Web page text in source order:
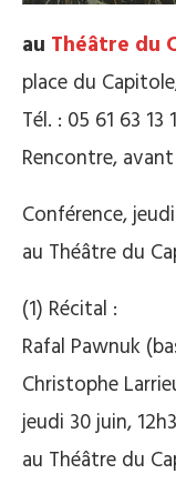
au Théâtre du
place du
Tél. : 05 61 63 13
Rencontre,
Conférence,
au Théâtre du
(1) Récital :
Rafal Pawnuk
Christophe
jeudi 30 juin,
au Théâtre du